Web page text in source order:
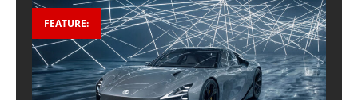
FEATURE: